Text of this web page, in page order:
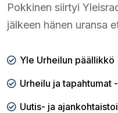
Pokkinen siirtyi
jälkeen hänen uransa
Yle Urheilun päällikkö
Urheilu ja tapahtumat
Uutis- ja